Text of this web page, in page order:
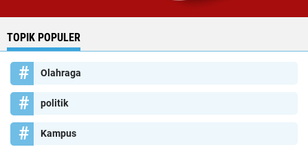
TOPIK POPULER
Olahraga
politik
Kampus